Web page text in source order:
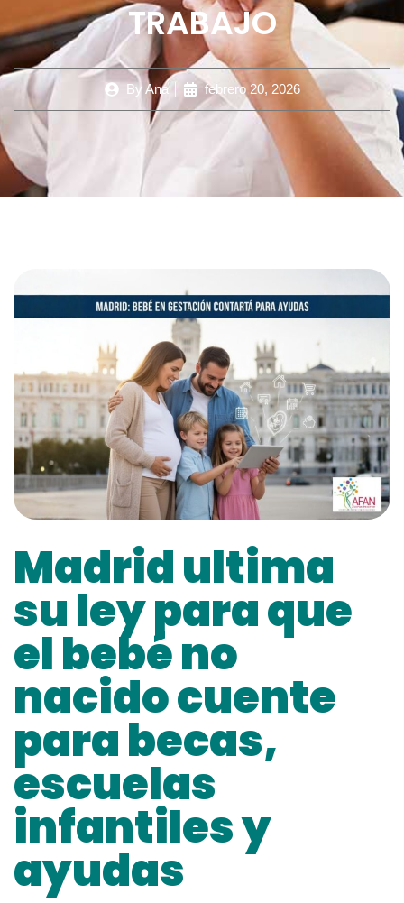
TRABAJO
ByAna febrero 20, 2026
Madrid ultima
su ley para que
el bebé no
nacido cuente
para becas,
escuelas
infantiles y
ayudas